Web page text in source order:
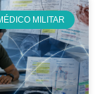
MILITAR